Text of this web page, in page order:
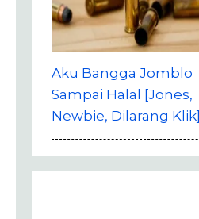
Aku Bangga Jomblo
Sampai Halal [Jones,
Newbie, Dilarang Klik]